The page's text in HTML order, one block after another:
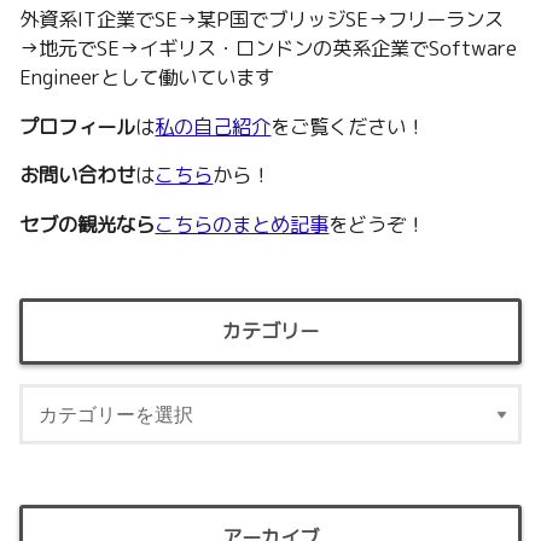
外資系IT企業でSE→某P国でブリッジSE→フリーランス
→地元でSE→イギリス・ロンドンの英系企業でSoftware
Engineerとして働いています
プロフィールは私の自己紹介をご覧ください！
お問い合わせはこちらから！
セブの観光ならこちらのまとめ記事をどうぞ！
カテゴリー